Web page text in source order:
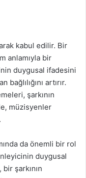
kabul edilir. Bir
anlamıyla bir
duygusal ifadesini
artırır.
şarkının
müzisyenler
da önemli bir rol
duygusal
şarkının